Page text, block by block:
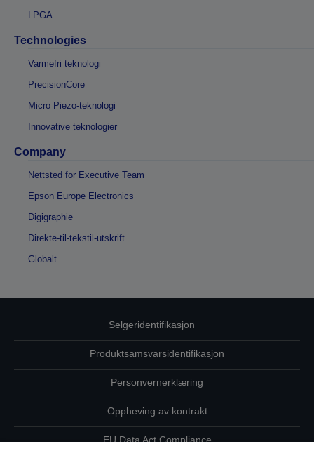
LPGA
Technologies
Varmefri teknologi
PrecisionCore
Micro Piezo-teknologi
Innovative teknologier
Company
Nettsted for Executive Team
Epson Europe Electronics
Digigraphie
Direkte-til-tekstil-utskrift
Globalt
Selgeridentifikasjon
Produktsamsvarsidentifikasjon
Personvernerklæring
Oppheving av kontrakt
EU Data Act Compliance